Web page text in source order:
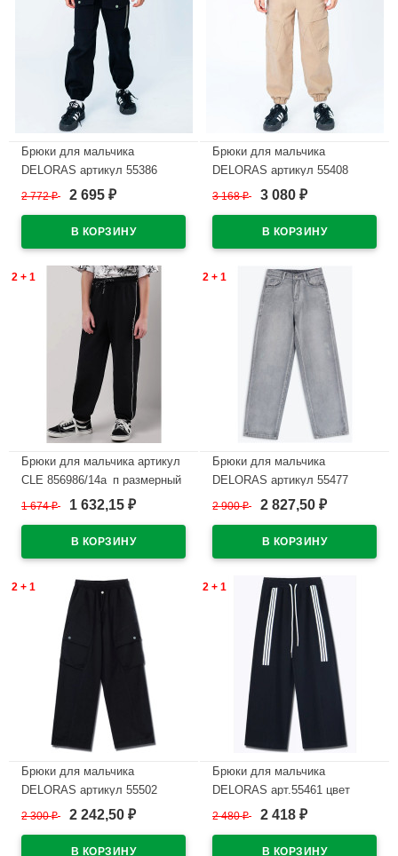
Брюки для мальчика
DELORAS артикул 55386
размер 34/134-44/164 цвет
2 772₽ 2 695 ₽
Брюки для мальчика
DELORAS артикул 55408
размер 34/134-44/164 цвет
3 168₽ 3 080 ₽
2 + 1
Брюки для мальчика артикул
CLE 856986/14а_п размерный
ряд 34/134-42/158 цвет
1 674₽ 1 632,15 ₽
2 + 1
Брюки для мальчика
DELORAS артикул 55477
размер 34/134-44/164 цвет
2 900₽ 2 827,50 ₽
2 + 1
Брюки для мальчика
DELORAS артикул 55502
размер 34/134-44/164 цвет
2 300₽ 2 242,50 ₽
2 + 1
Брюки для мальчика
DELORAS арт.55461 цвет
2 480₽ 2 418 ₽